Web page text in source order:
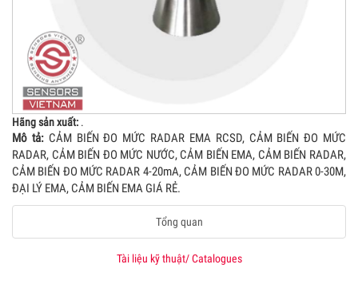
Hãng sản xuất: .
Mô tả:CẢM BIẾN ĐO MỨC RADAR EMA RCSD, ​CẢM BIẾN ĐO MỨC
RADAR, CẢM BIẾN ĐO MỨC NƯỚC, CẢM BIẾN EMA, CẢM BIẾN RADAR,
CẢM BIẾN ĐO MỨC RADAR 4-20mA, CẢM BIẾN ĐO MỨC RADAR 0-30M,
ĐẠI LÝ EMA, CẢM BIẾN EMA GIÁ RẺ.
Tổng quan
Tài liệu kỹ thuật/ Catalogues